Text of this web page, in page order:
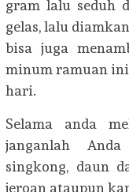
gram lalu seduh
gelas, lalu
bisa juga
minum ramuan ini
hari.
Selama anda
janganlah
singkong, daun
jeroan ataupun